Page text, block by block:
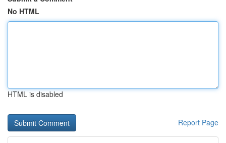
No HTML
HTML is disabled
Report Page